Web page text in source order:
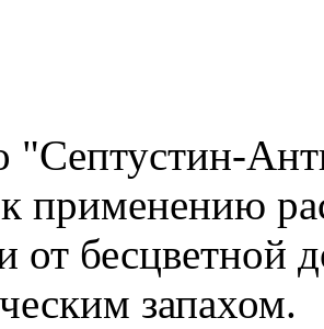
"Септустин-
применению
от бесцветной
запахом.